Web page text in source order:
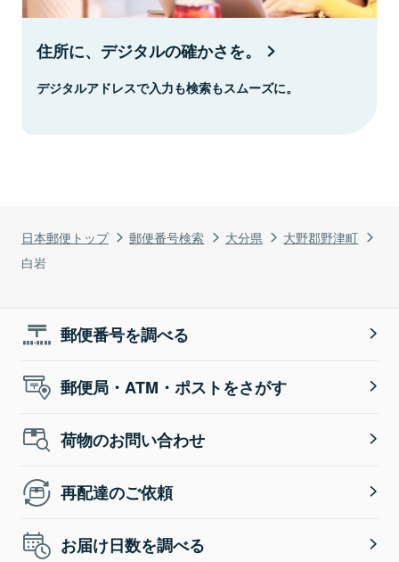
日本郵便トップ 郵便番号検索 大分県
大野郡野津町
白岩
住所に、デジタルの確かさを。
デジタルアドレスで入力も検索もスムーズに。
郵便番号を調べる
郵便局・ATM・ポストをさがす
荷物のお問い合わせ
再配達のご依頼
お届け日数を調べる